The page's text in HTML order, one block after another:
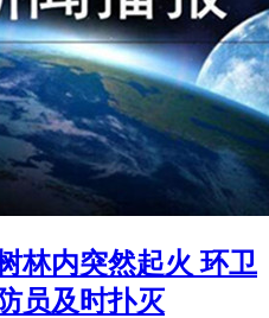
林内突然起火 环卫
员及时扑灭